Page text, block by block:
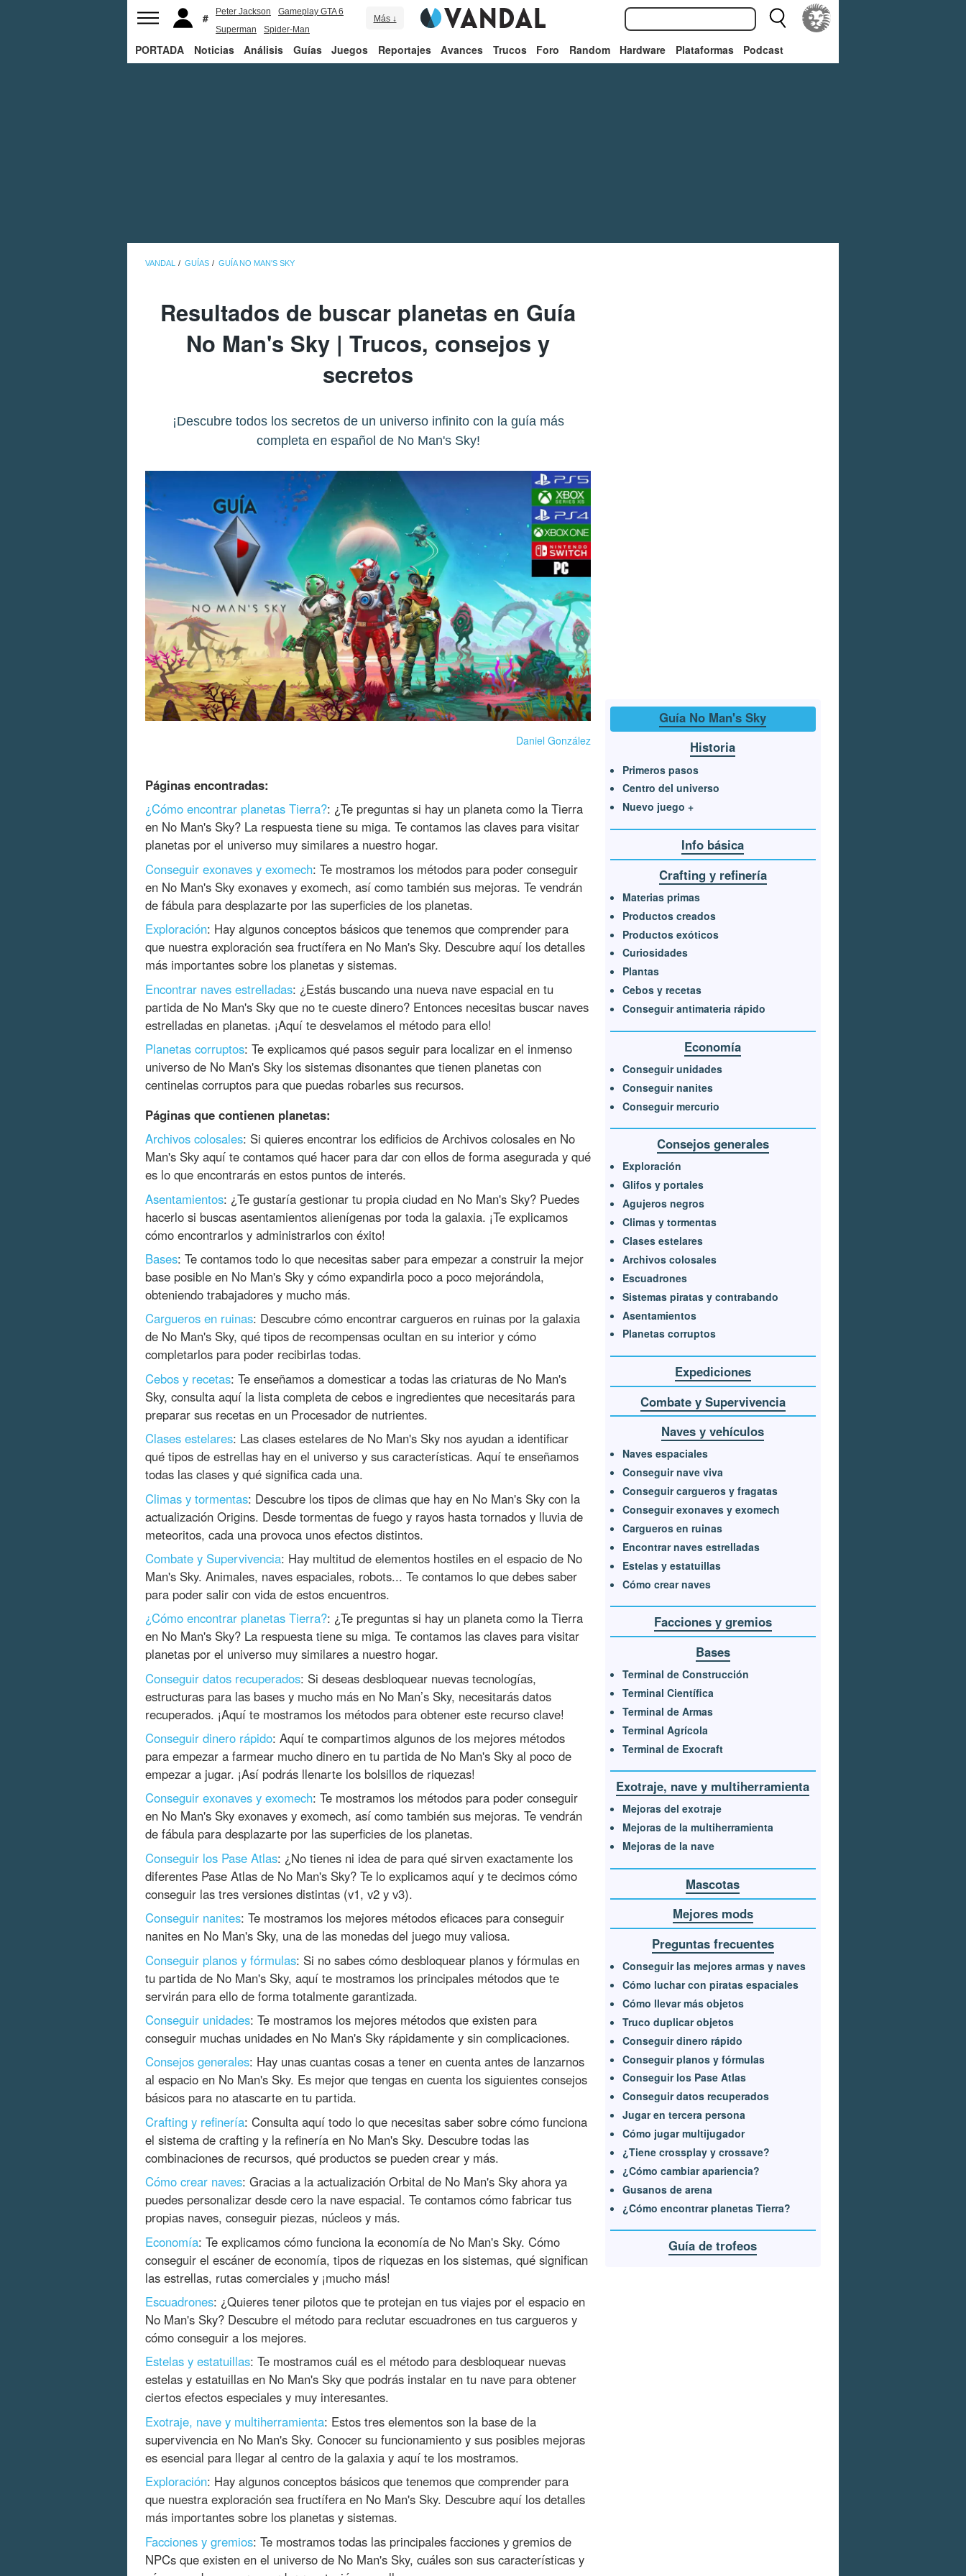
Peter Jackson
Gameplay GTA 6
Superman
Spider-Man
Más ↓
PORTADA Noticias Análisis Guías Juegos Reportajes Avances Trucos Foro Random Hardware Plataformas Podcast
VANDAL GUÍAS GUÍA NO MAN'S SKY
Resultados de buscar planetas en Guía
No Man's Sky | Trucos, consejos y
secretos
¡Descubre todos los secretos de un universo infinito con la guía más
completa en español de No Man's Sky!
Daniel González
Páginas encontradas:
¿Cómo encontrar planetas Tierra?: ¿Te preguntas si hay un planeta como la Tierra
en No Man's Sky? La respuesta tiene su miga. Te contamos las claves para visitar
planetas por el universo muy similares a nuestro hogar.
Conseguir exonaves y exomech: Te mostramos los métodos para poder conseguir
en No Man's Sky exonaves y exomech, así como también sus mejoras. Te vendrán
de fábula para desplazarte por las superficies de los planetas.
Exploración: Hay algunos conceptos básicos que tenemos que comprender para
que nuestra exploración sea fructífera en No Man's Sky. Descubre aquí los detalles
más importantes sobre los planetas y sistemas.
Encontrar naves estrelladas: ¿Estás buscando una nueva nave espacial en tu
partida de No Man's Sky que no te cueste dinero? Entonces necesitas buscar naves
estrelladas en planetas. ¡Aquí te desvelamos el método para ello!
Planetas corruptos: Te explicamos qué pasos seguir para localizar en el inmenso
universo de No Man's Sky los sistemas disonantes que tienen planetas con
centinelas corruptos para que puedas robarles sus recursos.
Páginas que contienen planetas:
Archivos colosales: Si quieres encontrar los edificios de Archivos colosales en No
Man's Sky aquí te contamos qué hacer para dar con ellos de forma asegurada y qué
es lo que encontrarás en estos puntos de interés.
Asentamientos: ¿Te gustaría gestionar tu propia ciudad en No Man's Sky? Puedes
hacerlo si buscas asentamientos alienígenas por toda la galaxia. ¡Te explicamos
cómo encontrarlos y administrarlos con éxito!
Bases: Te contamos todo lo que necesitas saber para empezar a construir la mejor
base posible en No Man's Sky y cómo expandirla poco a poco mejorándola,
obteniendo trabajadores y mucho más.
Cargueros en ruinas: Descubre cómo encontrar cargueros en ruinas por la galaxia
de No Man's Sky, qué tipos de recompensas ocultan en su interior y cómo
completarlos para poder recibirlas todas.
Cebos y recetas: Te enseñamos a domesticar a todas las criaturas de No Man's
Sky, consulta aquí la lista completa de cebos e ingredientes que necesitarás para
preparar sus recetas en un Procesador de nutrientes.
Clases estelares: Las clases estelares de No Man's Sky nos ayudan a identificar
qué tipos de estrellas hay en el universo y sus características. Aquí te enseñamos
todas las clases y qué significa cada una.
Climas y tormentas: Descubre los tipos de climas que hay en No Man's Sky con la
actualización Origins. Desde tormentas de fuego y rayos hasta tornados y lluvia de
meteoritos, cada una provoca unos efectos distintos.
Combate y Supervivencia: Hay multitud de elementos hostiles en el espacio de No
Man's Sky. Animales, naves espaciales, robots... Te contamos lo que debes saber
para poder salir con vida de estos encuentros.
¿Cómo encontrar planetas Tierra?: ¿Te preguntas si hay un planeta como la Tierra
en No Man's Sky? La respuesta tiene su miga. Te contamos las claves para visitar
planetas por el universo muy similares a nuestro hogar.
Conseguir datos recuperados: Si deseas desbloquear nuevas tecnologías,
estructuras para las bases y mucho más en No Man’s Sky, necesitarás datos
recuperados. ¡Aquí te mostramos los métodos para obtener este recurso clave!
Conseguir dinero rápido: Aquí te compartimos algunos de los mejores métodos
para empezar a farmear mucho dinero en tu partida de No Man's Sky al poco de
empezar a jugar. ¡Así podrás llenarte los bolsillos de riquezas!
Conseguir exonaves y exomech: Te mostramos los métodos para poder conseguir
en No Man's Sky exonaves y exomech, así como también sus mejoras. Te vendrán
de fábula para desplazarte por las superficies de los planetas.
Conseguir los Pase Atlas: ¿No tienes ni idea de para qué sirven exactamente los
diferentes Pase Atlas de No Man's Sky? Te lo explicamos aquí y te decimos cómo
conseguir las tres versiones distintas (v1, v2 y v3).
Conseguir nanites: Te mostramos los mejores métodos eficaces para conseguir
nanites en No Man's Sky, una de las monedas del juego muy valiosa.
Conseguir planos y fórmulas: Si no sabes cómo desbloquear planos y fórmulas en
tu partida de No Man's Sky, aquí te mostramos los principales métodos que te
servirán para ello de forma totalmente garantizada.
Conseguir unidades: Te mostramos los mejores métodos que existen para
conseguir muchas unidades en No Man's Sky rápidamente y sin complicaciones.
Consejos generales: Hay unas cuantas cosas a tener en cuenta antes de lanzarnos
al espacio en No Man's Sky. Es mejor que tengas en cuenta los siguientes consejos
básicos para no atascarte en tu partida.
Crafting y refinería: Consulta aquí todo lo que necesitas saber sobre cómo funciona
el sistema de crafting y la refinería en No Man's Sky. Descubre todas las
combinaciones de recursos, qué productos se pueden crear y más.
Cómo crear naves: Gracias a la actualización Orbital de No Man's Sky ahora ya
puedes personalizar desde cero la nave espacial. Te contamos cómo fabricar tus
propias naves, conseguir piezas, núcleos y más.
Economía: Te explicamos cómo funciona la economía de No Man's Sky. Cómo
conseguir el escáner de economía, tipos de riquezas en los sistemas, qué significan
las estrellas, rutas comerciales y ¡mucho más!
Escuadrones: ¿Quieres tener pilotos que te protejan en tus viajes por el espacio en
No Man's Sky? Descubre el método para reclutar escuadrones en tus cargueros y
cómo conseguir a los mejores.
Estelas y estatuillas: Te mostramos cuál es el método para desbloquear nuevas
estelas y estatuillas en No Man's Sky que podrás instalar en tu nave para obtener
ciertos efectos especiales y muy interesantes.
Exotraje, nave y multiherramienta: Estos tres elementos son la base de la
supervivencia en No Man's Sky. Conocer su funcionamiento y sus posibles mejoras
es esencial para llegar al centro de la galaxia y aquí te los mostramos.
Exploración: Hay algunos conceptos básicos que tenemos que comprender para
que nuestra exploración sea fructífera en No Man's Sky. Descubre aquí los detalles
más importantes sobre los planetas y sistemas.
Facciones y gremios: Te mostramos todas las principales facciones y gremios de
NPCs que existen en el universo de No Man's Sky, cuáles son sus características y
Guía No Man's Sky
Historia
Primeros pasos
Centro del universo
Nuevo juego +
Info básica
Crafting y refinería
Materias primas
Productos creados
Productos exóticos
Curiosidades
Plantas
Cebos y recetas
Conseguir antimateria rápido
Economía
Conseguir unidades
Conseguir nanites
Conseguir mercurio
Consejos generales
Exploración
Glifos y portales
Agujeros negros
Climas y tormentas
Clases estelares
Archivos colosales
Escuadrones
Sistemas piratas y contrabando
Asentamientos
Planetas corruptos
Expediciones
Combate y Supervivencia
Naves y vehículos
Naves espaciales
Conseguir nave viva
Conseguir cargueros y fragatas
Conseguir exonaves y exomech
Cargueros en ruinas
Encontrar naves estrelladas
Estelas y estatuillas
Cómo crear naves
Facciones y gremios
Bases
Terminal de Construcción
Terminal Científica
Terminal de Armas
Terminal Agrícola
Terminal de Exocraft
Exotraje, nave y multiherramienta
Mejoras del exotraje
Mejoras de la multiherramienta
Mejoras de la nave
Mascotas
Mejores mods
Preguntas frecuentes
Conseguir las mejores armas y naves
Cómo luchar con piratas espaciales
Cómo llevar más objetos
Truco duplicar objetos
Conseguir dinero rápido
Conseguir planos y fórmulas
Conseguir los Pase Atlas
Conseguir datos recuperados
Jugar en tercera persona
Cómo jugar multijugador
¿Tiene crossplay y crossave?
¿Cómo cambiar apariencia?
Gusanos de arena
¿Cómo encontrar planetas Tierra?
Guía de trofeos